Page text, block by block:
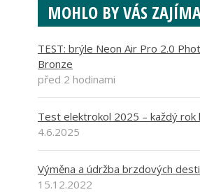
MOHLO BY VÁS
TEST: brýle Neon Air Pro 2.0
Bronze
před 2 hodinami
Test elektrokol 2025 – každý rok
4.6.2025
Výměna a údržba brzdových
15.12.2022